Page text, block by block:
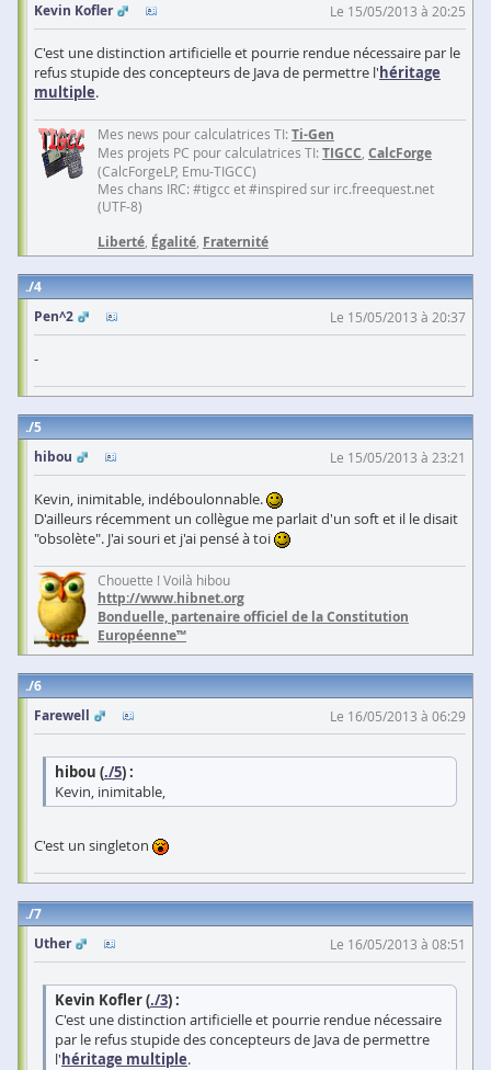
Kevin Kofler
Le 15/05/2013 à 20:25
C'est une distinction artificielle et pourrie rendue nécessaire par le
refus stupide des concepteurs de Java de permettre l'héritage
multiple.
Mes news pour calculatrices TI: Ti-Gen
Mes projets PC pour calculatrices TI: TIGCC CalcForge
(CalcForgeLP, Emu-TIGCC)
Mes chans IRC: #tigcc et #inspired sur irc.freequest.net
(UTF-8)
Liberté Égalité Fraternité
4
Pen^2
Le 15/05/2013 à 20:37
-
5
hibou
Le 15/05/2013 à 23:21
Kevin, inimitable, indéboulonnable.
D'ailleurs récemment un collègue me parlait d'un soft et il le disait
"obsolète". J'ai souri et j'ai pensé à toi
Chouette ! Voilà hibou
http://www.hibnet.org
Bonduelle, partenaire officiel de la Constitution
Européenne™
6
Farewell
Le 16/05/2013 à 06:29
hibou (./5) :
Kevin, inimitable,
C'est un singleton
7
Uther
Le 16/05/2013 à 08:51
Kevin Kofler (./3) :
C'est une distinction artificielle et pourrie rendue nécessaire
par le refus stupide des concepteurs de Java de permettre
l'héritage multiple.